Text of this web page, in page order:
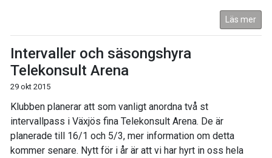
Läs mer
Intervaller och säsongshyra
Telekonsult Arena
29 okt 2015
Klubben planerar att som vanligt anordna två st
intervallpass i Växjös fina Telekonsult Arena. De är
planerade till 16/1 och 5/3, mer information om detta
kommer senare. Nytt för i år är att vi har hyrt in oss hela